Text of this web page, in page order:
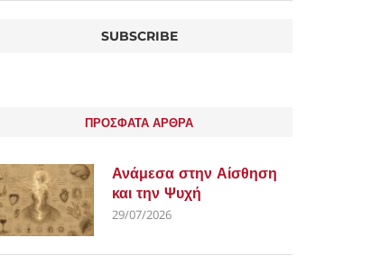
ΠΡΟΣΦΑΤΑ ΑΡΘΡΑ
Ανάμεσα στην Αίσθηση
και την Ψυχή
29/07/2026